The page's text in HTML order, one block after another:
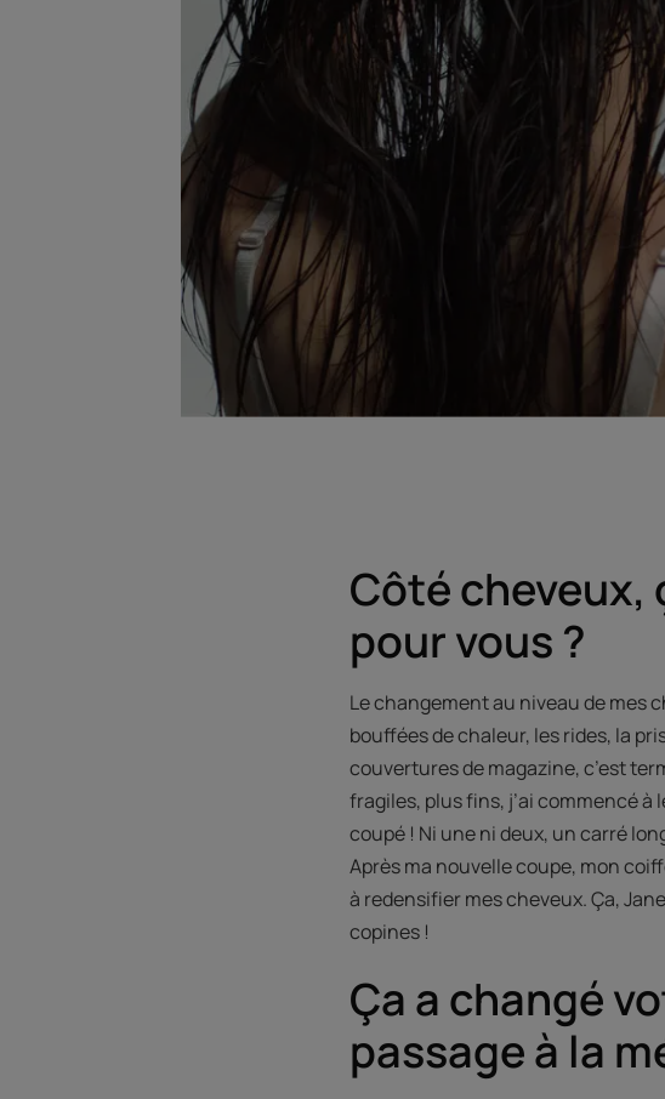
Côté cheveux,
pour vous ?
Le changement au niveau de mes
bouffées de chaleur, les rides, la
couvertures de magazine, c’est
fragiles, plus fins, j’ai commencé à
coupé ! Ni une ni deux, un carré
Après ma nouvelle coupe, mon
à redensifier mes cheveux. Ça,
copines !
Ça a changé
passage à la